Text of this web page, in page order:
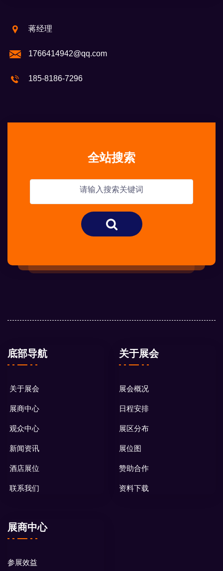
蒋经理
1766414942@qq.com
185-8186-7296
全站搜索
底部导航
关于展会
展商中心
观众中心
新闻资讯
酒店展位
联系我们
关于展会
展会概况
日程安排
展区分布
展位图
赞助合作
资料下载
展商中心
参展效益